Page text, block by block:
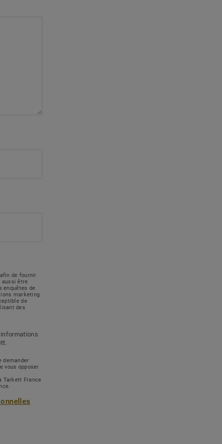
de fournir
aussi être
enquêtes de
marketing
de
des
demander
vous opposer
Tarkett France